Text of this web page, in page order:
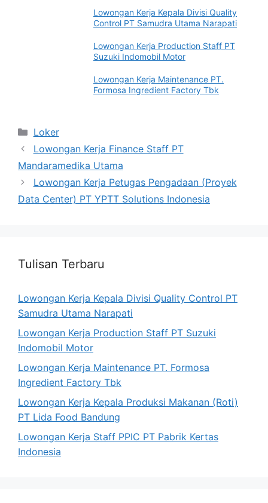
Lowongan Kerja Kepala Divisi Quality
Control PT Samudra Utama Narapati
Lowongan Kerja Production Staff PT
Suzuki Indomobil Motor
Lowongan Kerja Maintenance PT.
Formosa Ingredient Factory Tbk
Categories
Loker
Lowongan Kerja Finance Staff PT
Mandaramedika Utama
Lowongan Kerja Petugas Pengadaan (Proyek
Data Center) PT YPTT Solutions Indonesia
Tulisan Terbaru
Lowongan Kerja Kepala Divisi Quality Control PT
Samudra Utama Narapati
Lowongan Kerja Production Staff PT Suzuki
Indomobil Motor
Lowongan Kerja Maintenance PT. Formosa
Ingredient Factory Tbk
Lowongan Kerja Kepala Produksi Makanan (Roti)
PT Lida Food Bandung
Lowongan Kerja Staff PPIC PT Pabrik Kertas
Indonesia